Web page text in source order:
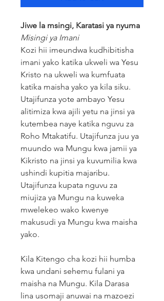
Jiwe la msingi, Karatasi ya nyuma
Misingi ya Imani
Kozi hii imeundwa kudhibitisha
imani yako katika ukweli wa Yesu
Kristo na ukweli wa kumfuata
katika maisha yako ya kila siku.
Utajifunza yote ambayo Yesu
alitimiza kwa ajili yetu na jinsi ya
kutembea naye katika nguvu za
Roho Mtakatifu. Utajifunza juu ya
muundo wa Mungu kwa jamii ya
Kikristo na jinsi ya kuvumilia kwa
ushindi kupitia majaribu.
Utajifunza kupata nguvu za
miujiza ya Mungu na kuweka
mwelekeo wako kwenye
makusudi ya Mungu kwa maisha
yako.
Kila Kitengo cha kozi hii humba
kwa undani sehemu fulani ya
maisha na Mungu. Kila Darasa
lina usomaji anuwai na mazoezi